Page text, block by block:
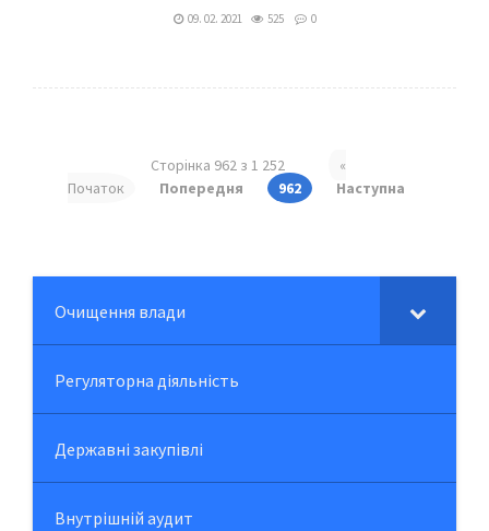
09. 02. 2021 525 0
Сторінка 962 з 1 252
«
Початок
Попередня 962 Наступна
Очищення влади
Регуляторна діяльність
Державні закупівлі
Внутрішній аудит